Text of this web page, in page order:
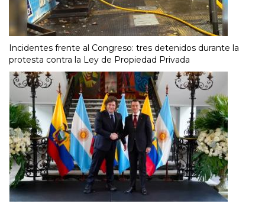
Incidentes frente al Congreso: tres detenidos durante la
protesta contra la Ley de Propiedad Privada